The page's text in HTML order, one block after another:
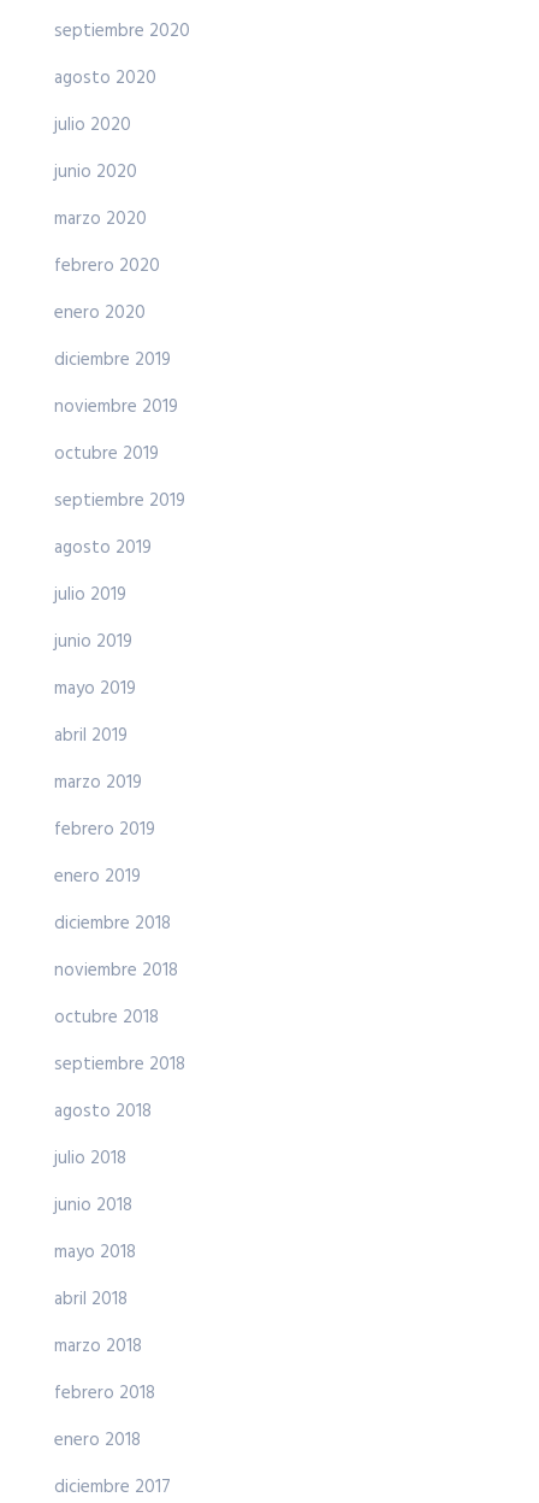
septiembre 2020
agosto 2020
julio 2020
junio 2020
marzo 2020
febrero 2020
enero 2020
diciembre 2019
noviembre 2019
octubre 2019
septiembre 2019
agosto 2019
julio 2019
junio 2019
mayo 2019
abril 2019
marzo 2019
febrero 2019
enero 2019
diciembre 2018
noviembre 2018
octubre 2018
septiembre 2018
agosto 2018
julio 2018
junio 2018
mayo 2018
abril 2018
marzo 2018
febrero 2018
enero 2018
diciembre 2017